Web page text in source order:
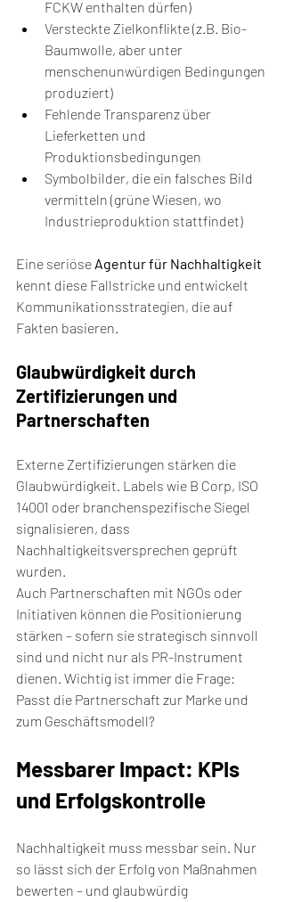
FCKW enthalten dürfen)
Versteckte Zielkonflikte (z.B. Bio-
Baumwolle, aber unter
menschenunwürdigen Bedingungen
produziert)
Fehlende Transparenz über
Lieferketten und
Produktionsbedingungen
Symbolbilder, die ein falsches Bild
vermitteln (grüne Wiesen, wo
Industrieproduktion stattfindet)
Eine seriöse Agentur für Nachhaltigkeit
kennt diese Fallstricke und entwickelt
Kommunikationsstrategien, die auf
Fakten basieren.
Glaubwürdigkeit durch
Zertifizierungen und
Partnerschaften
Externe Zertifizierungen stärken die
Glaubwürdigkeit. Labels wie B Corp, ISO
14001 oder branchenspezifische Siegel
signalisieren, dass
Nachhaltigkeitsversprechen geprüft
wurden.
Auch Partnerschaften mit NGOs oder
Initiativen können die Positionierung
stärken – sofern sie strategisch sinnvoll
sind und nicht nur als PR-Instrument
dienen. Wichtig ist immer die Frage:
Passt die Partnerschaft zur Marke und
zum Geschäftsmodell?
Messbarer Impact: KPIs
und Erfolgskontrolle
Nachhaltigkeit muss messbar sein. Nur
so lässt sich der Erfolg von Maßnahmen
bewerten – und glaubwürdig